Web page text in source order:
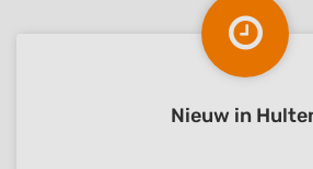
Nieuw in